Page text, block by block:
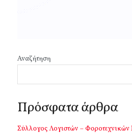
Αναζήτηση
Πρόσφατα άρθρα
Σύλλογος Λογιστών –